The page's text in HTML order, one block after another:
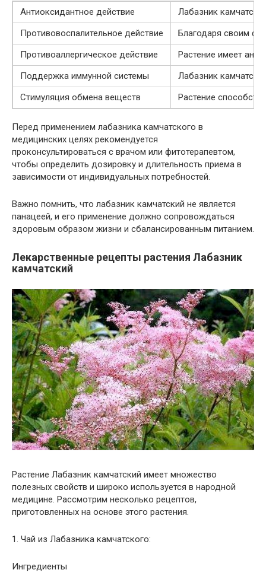
Антиоксидантное действие
Лабазник
Противовоспалительное действие
Благодаря своим
Противоаллергическое действие
Растение имеет
Поддержка иммунной системы
Лабазник
Стимуляция обмена веществ
Растение
Перед применением лабазника камчатского в
медицинских целях рекомендуется
проконсультироваться с врачом или фитотерапевтом,
чтобы определить дозировку и длительность приема в
зависимости от индивидуальных потребностей.
Важно помнить, что лабазник камчатский не является
панацеей, и его применение должно сопровождаться
здоровым образом жизни и сбалансированным питанием.
Лекарственные рецепты растения Лабазник
камчатский
Растение Лабазник камчатский имеет множество
полезных свойств и широко используется в народной
медицине. Рассмотрим несколько рецептов,
приготовленных на основе этого растения.
1. Чай из Лабазника камчатского:
Ингредиенты